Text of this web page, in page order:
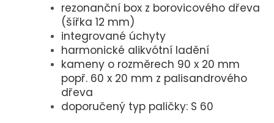
rezonanční box z borovicového dřeva
(šířka 12 mm)
integrované úchyty
harmonické alikvótní ladění
kameny o rozměrech 90 x 20 mm
popř. 60 x 20 mm z palisandrového
dřeva
doporučený typ paličky: S 60